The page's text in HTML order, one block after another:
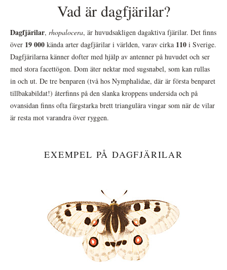
Vad är dagfjärilar?
Dagfjärilar, rhopalocera, är huvudsakligen dagaktiva fjärilar. Det finns
över 19 000 kända arter dagfjärilar i världen, varav cirka 110 i Sverige.
Dagfjärilarna känner dofter med hjälp av antenner på huvudet och ser
med stora facettögon. Dom äter nektar med sugsnabel, som kan rullas
in och ut. De tre benparen (två hos Nymphalidae, där är första benparet
tillbakabildat!) återfinns på den slanka kroppens undersida och på
ovansidan finns ofta färgstarka brett triangulära vingar som när de vilar
är resta mot varandra över ryggen.
EXEMPEL PÅ DAGFJÄRILAR